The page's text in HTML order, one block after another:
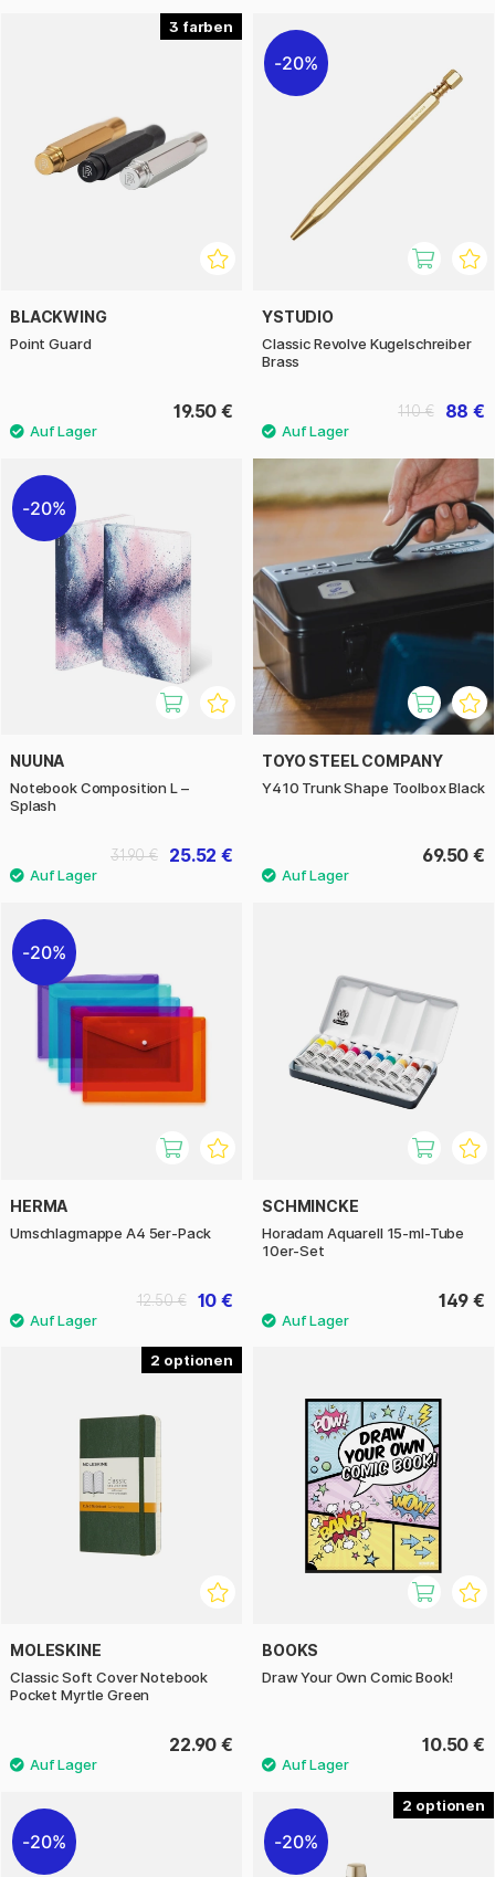
3
BLACKWING
Point Guard
19.50 €
20%
YSTUDIO
Classic Revolve Kugelschreiber
Brass
88 €
110 €
20%
NUUNA
Notebook Composition L –
Splash
25.52 €
31.90 €
TOYO STEEL COMPANY
Y410 Trunk Shape Toolbox Black
69.50 €
20%
HERMA
Umschlagmappe A4 5er-Pack
10 €
12.50 €
SCHMINCKE
Horadam Aquarell 15-ml-Tube
10er-Set
149 €
2
MOLESKINE
Classic Soft Cover Notebook
Pocket Myrtle Green
22.90 €
BOOKS
Draw Your Own Comic Book!
10.50 €
20%
2
20%